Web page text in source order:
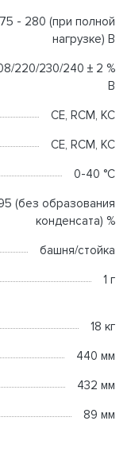
- 280 (при полной
нагрузке) В
220/230/240 ± 2 %
В
CE, RCM, KC
CE, RCM, KC
0-40 °C
(без образования
конденсата) %
башня/стойка
1 г
18 кг
440 мм
432 мм
89 мм